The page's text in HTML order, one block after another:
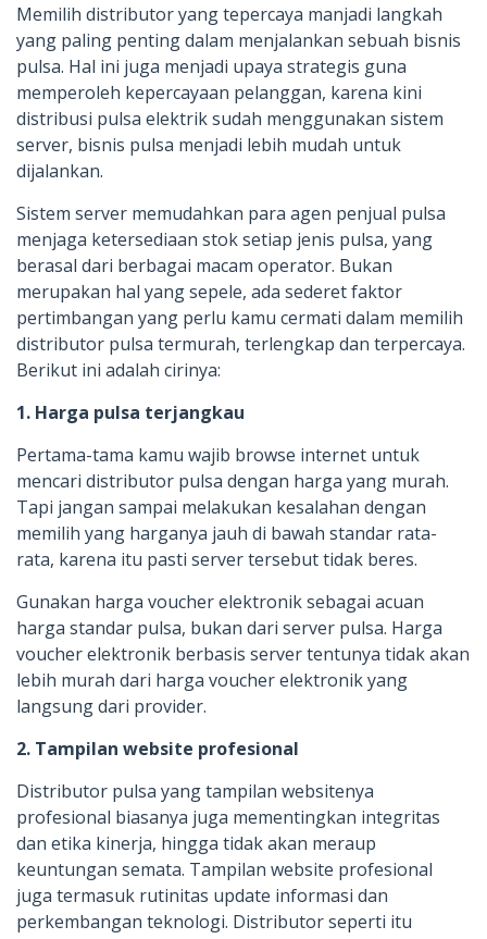
Memilih distributor yang tepercaya manjadi langkah
yang paling penting dalam menjalankan sebuah bisnis
pulsa. Hal ini juga menjadi upaya strategis guna
memperoleh kepercayaan pelanggan, karena kini
distribusi pulsa elektrik sudah menggunakan sistem
server, bisnis pulsa menjadi lebih mudah untuk
dijalankan.
Sistem server memudahkan para agen penjual pulsa
menjaga ketersediaan stok setiap jenis pulsa, yang
berasal dari berbagai macam operator. Bukan
merupakan hal yang sepele, ada sederet faktor
pertimbangan yang perlu kamu cermati dalam memilih
distributor pulsa termurah, terlengkap dan terpercaya.
Berikut ini adalah cirinya:
1. Harga pulsa terjangkau
Pertama-tama kamu wajib browse internet untuk
mencari distributor pulsa dengan harga yang murah.
Tapi jangan sampai melakukan kesalahan dengan
memilih yang harganya jauh di bawah standar rata-
rata, karena itu pasti server tersebut tidak beres.
Gunakan harga voucher elektronik sebagai acuan
harga standar pulsa, bukan dari server pulsa. Harga
voucher elektronik berbasis server tentunya tidak akan
lebih murah dari harga voucher elektronik yang
langsung dari provider.
2. Tampilan website profesional
Distributor pulsa yang tampilan websitenya
profesional biasanya juga mementingkan integritas
dan etika kinerja, hingga tidak akan meraup
keuntungan semata. Tampilan website profesional
juga termasuk rutinitas update informasi dan
perkembangan teknologi. Distributor seperti itu